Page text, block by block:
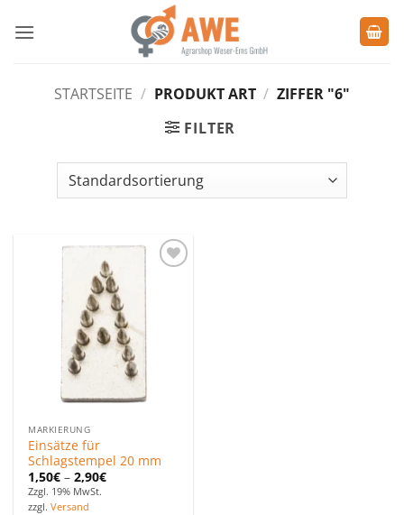
Inhalt
STARTSEITE / PRODUKT ART / ZIFFER "6"
FILTER
MARKIERUNG
Einsätze für
Schlagstempel 20 mm
1,50€ –2,90€
Zzgl. 19% MwSt.
zzgl.Versand